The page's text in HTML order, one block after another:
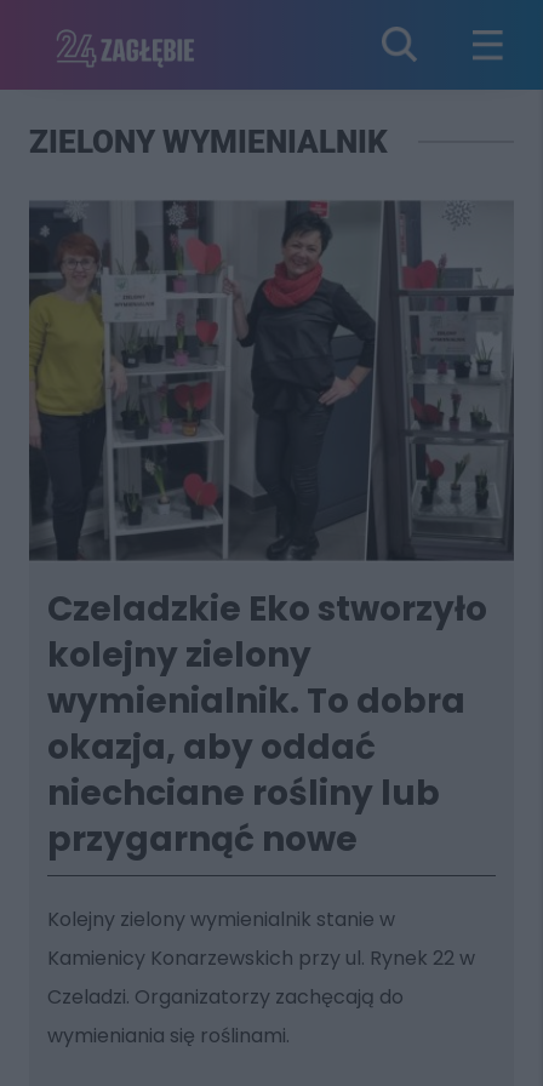
ZIELONY WYMIENIALNIK
Czeladzkie Eko stworzyło
kolejny zielony
wymienialnik. To dobra
okazja, aby oddać
niechciane rośliny lub
przygarnąć nowe
Kolejny zielony wymienialnik stanie w
Kamienicy Konarzewskich przy ul. Rynek 22 w
Czeladzi. Organizatorzy zachęcają do
wymieniania się roślinami.